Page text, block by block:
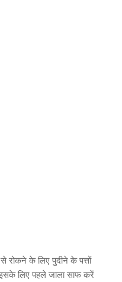
रोकने के लिए पुदीने के पत्तों
इसके लिए पहले जाला साफ करें